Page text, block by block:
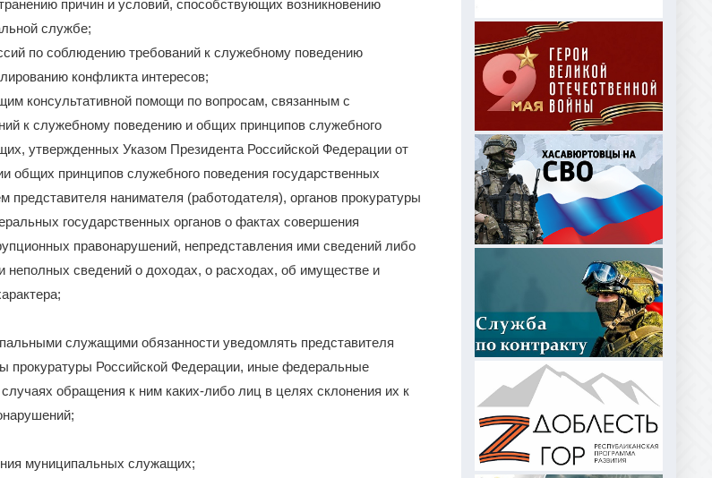
причин и условий, способствующих возникновению
службе;
по соблюдению требований к служебному поведению
конфликта интересов;
консультативной помощи по вопросам, связанным с
к служебному поведению и общих принципов служебного
утвержденных Указом Президента Российской Федерации от
общих принципов служебного поведения государственных
нанимателя (работодателя), органов прокуратуры
государственных органов о фактах совершения
правонарушений, непредставления ими сведений либо
неполных сведений о доходах, о расходах, об имуществе и
служащими обязанности уведомлять представителя
прокуратуры Российской Федерации, иные федеральные
обращения к ним каких-либо лиц в целях склонения их к
муниципальных служащих;